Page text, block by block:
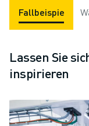
Fallbeispiele
Lassen Sie
inspirieren